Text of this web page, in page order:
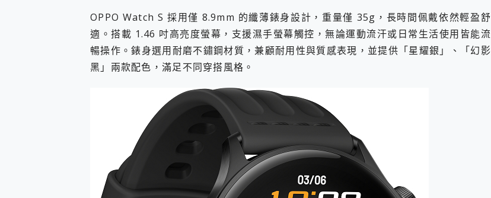
OPPO Watch S 採用僅 8.9mm 的纖薄錶身設計，重量僅 35g，長時間佩戴依然輕盈舒
適。搭載 1.46 吋高亮度螢幕，支援濕手螢幕觸控，無論運動流汗或日常生活使用皆能流
暢操作。錶身選用耐磨不鏽鋼材質，兼顧耐用性與質感表現，並提供「星耀銀」、「幻影
黑」兩款配色，滿足不同穿搭風格。